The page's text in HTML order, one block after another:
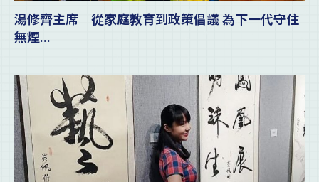
湯修齊主席｜從家庭教育到政策倡議 為下一代守住
無煙...